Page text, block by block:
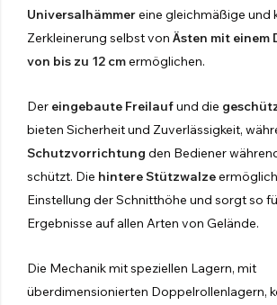
Universalhämmereine gleichmäßige und
Zerkleinerung selbst von Ästen mit einem
von bis zu 12 cmermöglichen.
Der eingebaute Freilaufund die
bieten Sicherheit und Zuverlässigkeit,
Schutzvorrichtung den Bediener
schützt. Die hintere Stützwalze
Einstellung der Schnitthöhe und sorgt so
Ergebnisse auf allen Arten von Gelände.
Die Mechanik mit speziellen Lagern, mit
überdimensionierten Doppelrollenlagern,
Bars
Abgeschleppte Waggons
Vorderseite Zisterne
Übertragene Gruppen
Entdecken Sie die Produkte